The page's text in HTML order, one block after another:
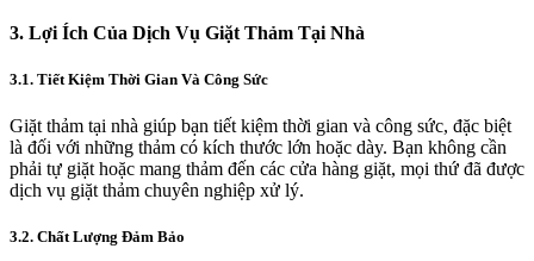
3. Lợi Ích Của Dịch Vụ Giặt Thảm Tại Nhà
3.1. Tiết Kiệm Thời Gian Và Công Sức
Giặt thảm tại nhà giúp bạn tiết kiệm thời gian và công sức, đặc biệt
là đối với những thảm có kích thước lớn hoặc dày. Bạn không cần
phải tự giặt hoặc mang thảm đến các cửa hàng giặt, mọi thứ đã được
dịch vụ giặt thảm chuyên nghiệp xử lý.
3.2. Chất Lượng Đảm Bảo